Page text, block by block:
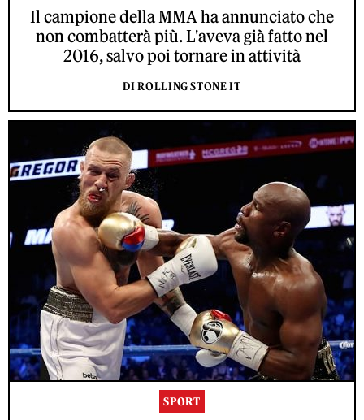
Il campione della MMA ha annunciato che
non combatterà più. L'aveva già fatto nel
2016, salvo poi tornare in attività
DI ROLLING STONE IT
SPORT